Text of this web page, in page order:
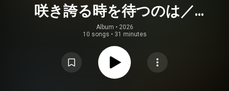
咲き誇る時を待つのは／
Sakihokoru Toki o Matsu no wa
Album • 2026
10 songs • 31 minutes